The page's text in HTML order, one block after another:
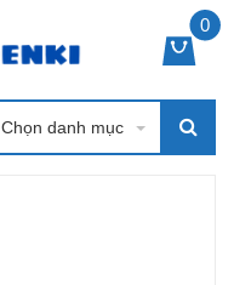
Chọn danh mục
0